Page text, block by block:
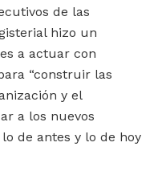
de las
hizo un
a actuar con
“construir las
y el
a los nuevos
de antes y lo de hoy